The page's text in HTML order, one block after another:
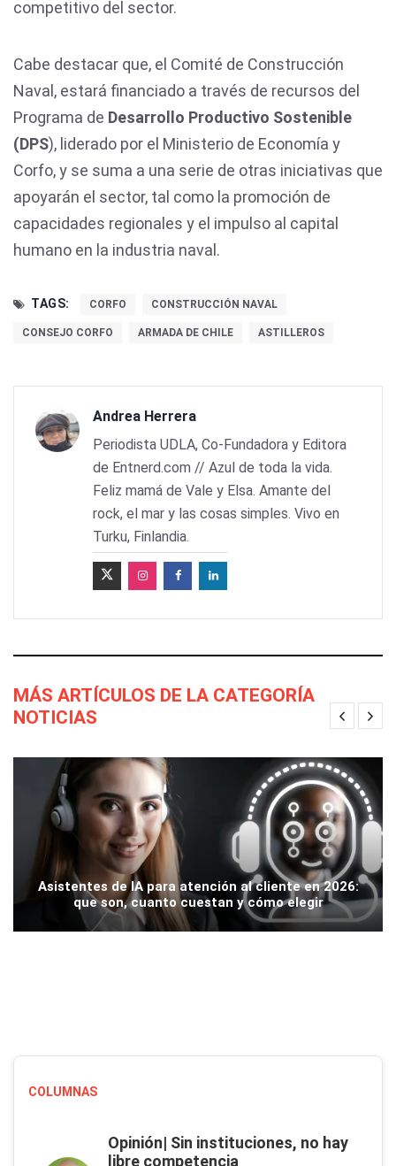
competitivo del sector.
Cabe destacar que, el Comité de Construcción
Naval, estará financiado a través de recursos del
Programa de Desarrollo Productivo Sostenible
(DPS), liderado por el Ministerio de Economía y
Corfo, y se suma a una serie de otras iniciativas que
apoyarán el sector, tal como la promoción de
capacidades regionales y el impulso al capital
humano en la industria naval.
TAGS: CORFO CONSTRUCCIÓN NAVAL
CONSEJO CORFO ARMADA DE CHILE ASTILLEROS
Andrea Herrera
Periodista UDLA, Co-Fundadora y Editora
de Entnerd.com // Azul de toda la vida.
Feliz mamá de Vale y Elsa. Amante del
rock, el mar y las cosas simples. Vivo en
Turku, Finlandia.
MÁS ARTÍCULOS DE LA CATEGORÍA
NOTICIAS
Asistentes de IA para atención al cliente en 2026:
que son, cuanto cuestan y cómo elegir
COLUMNAS
Opinión| Sin instituciones, no hay
libre competencia